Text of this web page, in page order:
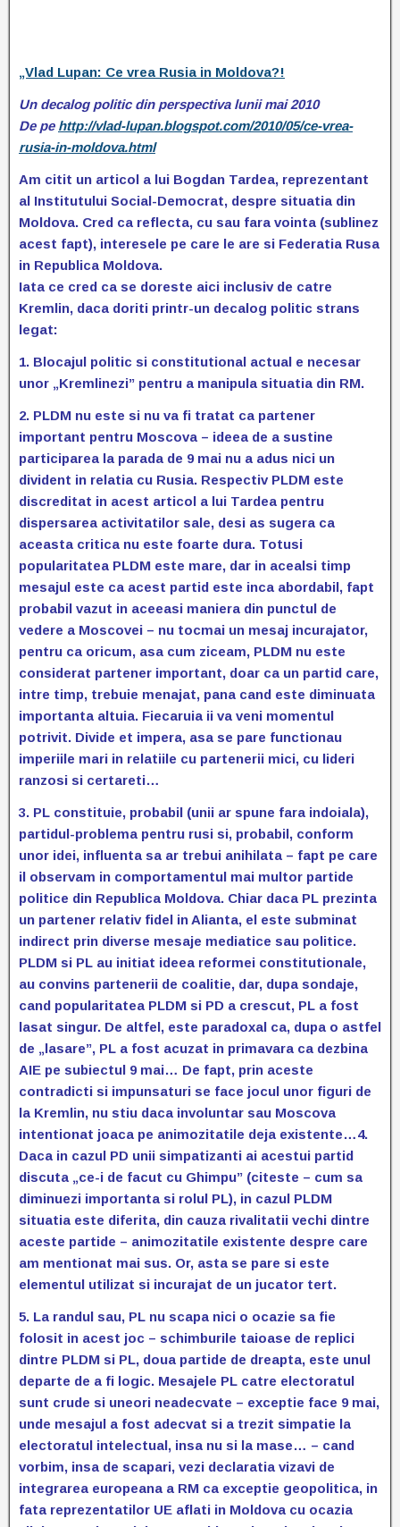
„Vlad Lupan: Ce vrea Rusia in Moldova?!
Un decalog politic din perspectiva lunii mai 2010
De pe http://vlad-lupan.blogspot.com/2010/05/ce-vrea-
rusia-in-moldova.html
Am citit un articol a lui Bogdan Tardea, reprezentant
al Institutului Social-Democrat, despre situatia din
Moldova. Cred ca reflecta, cu sau fara vointa (sublinez
acest fapt), interesele pe care le are si Federatia Rusa
in Republica Moldova.
Iata ce cred ca se doreste aici inclusiv de catre
Kremlin, daca doriti printr-un decalog politic strans
legat:
1. Blocajul politic si constitutional actual e necesar
unor „Kremlinezi” pentru a manipula situatia din RM.
2. PLDM nu este si nu va fi tratat ca partener
important pentru Moscova – ideea de a sustine
participarea la parada de 9 mai nu a adus nici un
divident in relatia cu Rusia. Respectiv PLDM este
discreditat in acest articol a lui Tardea pentru
dispersarea activitatilor sale, desi as sugera ca
aceasta critica nu este foarte dura. Totusi
popularitatea PLDM este mare, dar in acealsi timp
mesajul este ca acest partid este inca abordabil, fapt
probabil vazut in aceeasi maniera din punctul de
vedere a Moscovei – nu tocmai un mesaj incurajator,
pentru ca oricum, asa cum ziceam, PLDM nu este
considerat partener important, doar ca un partid care,
intre timp, trebuie menajat, pana cand este diminuata
importanta altuia. Fiecaruia ii va veni momentul
potrivit. Divide et impera, asa se pare functionau
imperiile mari in relatiile cu partenerii mici, cu lideri
ranzosi si certareti…
3. PL constituie, probabil (unii ar spune fara indoiala),
partidul-problema pentru rusi si, probabil, conform
unor idei, influenta sa ar trebui anihilata – fapt pe care
il observam in comportamentul mai multor partide
politice din Republica Moldova. Chiar daca PL prezinta
un partener relativ fidel in Alianta, el este subminat
indirect prin diverse mesaje mediatice sau politice.
PLDM si PL au initiat ideea reformei constitutionale,
au convins partenerii de coalitie, dar, dupa sondaje,
cand popularitatea PLDM si PD a crescut, PL a fost
lasat singur. De altfel, este paradoxal ca, dupa o astfel
de „lasare”, PL a fost acuzat in primavara ca dezbina
AIE pe subiectul 9 mai… De fapt, prin aceste
contradicti si impunsaturi se face jocul unor figuri de
la Kremlin, nu stiu daca involuntar sau Moscova
intentionat joaca pe animozitatile deja existente…4.
Daca in cazul PD unii simpatizanti ai acestui partid
discuta „ce-i de facut cu Ghimpu” (citeste – cum sa
diminuezi importanta si rolul PL), in cazul PLDM
situatia este diferita, din cauza rivalitatii vechi dintre
aceste partide – animozitatile existente despre care
am mentionat mai sus. Or, asta se pare si este
elementul utilizat si incurajat de un jucator tert.
5. La randul sau, PL nu scapa nici o ocazie sa fie
folosit in acest joc – schimburile taioase de replici
dintre PLDM si PL, doua partide de dreapta, este unul
departe de a fi logic. Mesajele PL catre electoratul
sunt crude si uneori neadecvate – exceptie face 9 mai,
unde mesajul a fost adecvat si a trezit simpatie la
electoratul intelectual, insa nu si la mase… – cand
vorbim, insa de scapari, vezi declaratia vizavi de
integrarea europeana a RM ca exceptie geopolitica, in
fata reprezentatilor UE aflati in Moldova cu ocazia